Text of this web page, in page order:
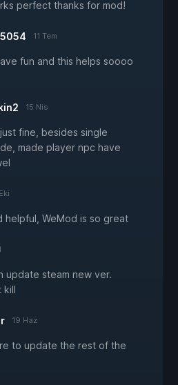
perfect thanks for mod!
11 Tem
fun and this helps soooo
15 Nis
fine, besides single
made player npc have
helpful, WeMod is so great
update steam new ver.
kill
19 Haz
to update the rest of the